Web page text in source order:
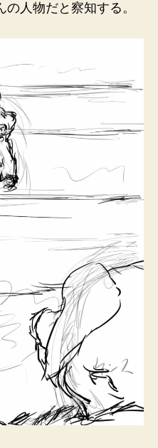
人物だと察知する。